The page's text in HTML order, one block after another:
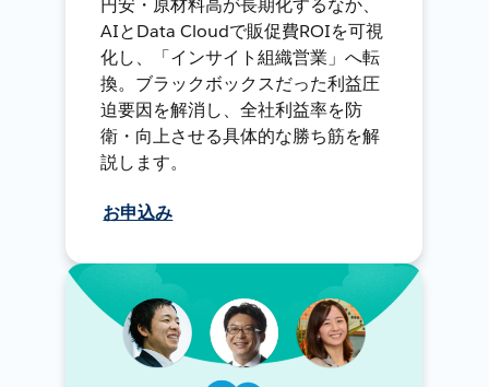
円安・原材料高が長期化するなか、
AIとData Cloudで販促費ROIを可視
化し、「インサイト組織営業」へ転
換。ブラックボックスだった利益圧
迫要因を解消し、全社利益率を防
衛・向上させる具体的な勝ち筋を解
説します。
お申込み